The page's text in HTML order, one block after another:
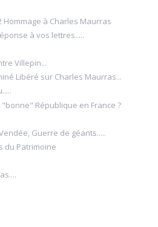
à Charles Maurras
à vos lettres.....
Villepin...
Libéré sur Charles Maurras...
République en France ?
Guerre de géants.....
du Patrimoine